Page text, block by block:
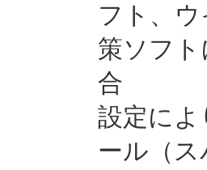
フト、
策ソフ
合
設定に
ール（